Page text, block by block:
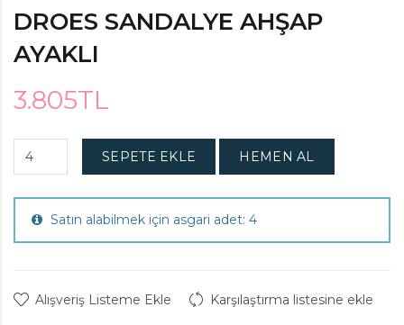
DROES SANDALYE AHŞAP
AYAKLI
3.805TL
SEPETE EKLE HEMEN AL
Satın alabilmek için asgari adet: 4
Alışveriş Listeme Ekle Karşılaştırma listesine ekle